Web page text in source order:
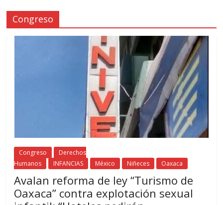
Congreso
Congreso
Derechos
Humanos
INFANCIAS México Niñeces Oaxaca
Avalan reforma de ley “Turismo de
Oaxaca” contra explotación sexual